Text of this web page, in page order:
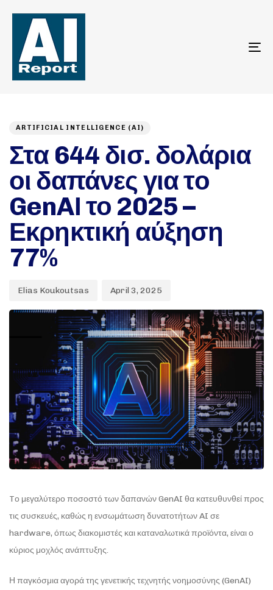
ARTIFICIAL INTELLIGENCE (AI)
Στα 644 δισ. δολάρια
οι δαπάνες για το
GenAΙ το 2025 –
Εκρηκτική αύξηση
77%
Elias Koukoutsas April 3, 2025
Tο μεγαλύτερο ποσοστό των δαπανών GenAI θα κατευθυνθεί προς
τις συσκευές, καθώς η ενσωμάτωση δυνατοτήτων AI σε
hardware, όπως διακομιστές και καταναλωτικά προϊόντα, είναι ο
κύριος μοχλός ανάπτυξης.
Η παγκόσμια αγορά της γενετικής τεχνητής νοημοσύνης (GenAI)